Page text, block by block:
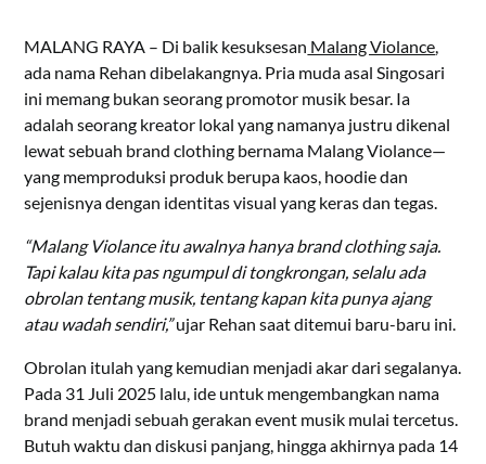
MALANG RAYA – Di balik kesuksesan Malang Violance,
ada nama Rehan dibelakangnya. Pria muda asal Singosari
ini memang bukan seorang promotor musik besar. Ia
adalah seorang kreator lokal yang namanya justru dikenal
lewat sebuah brand clothing bernama Malang Violance—
yang memproduksi produk berupa kaos, hoodie dan
sejenisnya dengan identitas visual yang keras dan tegas.
“Malang Violance itu awalnya hanya brand clothing saja.
Tapi kalau kita pas ngumpul di tongkrongan, selalu ada
obrolan tentang musik, tentang kapan kita punya ajang
atau wadah sendiri,”ujar Rehan saat ditemui baru-baru ini.
Obrolan itulah yang kemudian menjadi akar dari segalanya.
Pada 31 Juli 2025 lalu, ide untuk mengembangkan nama
brand menjadi sebuah gerakan event musik mulai tercetus.
Butuh waktu dan diskusi panjang, hingga akhirnya pada 14